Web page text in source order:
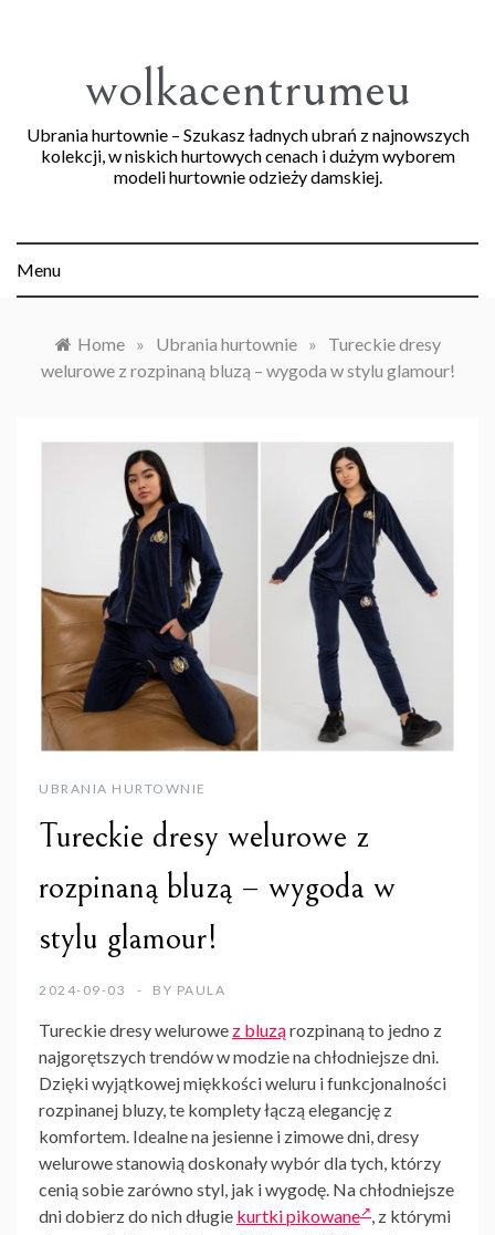
wolkacentrumeu
Ubrania hurtownie – Szukasz ładnych ubrań z najnowszych
kolekcji, w niskich hurtowych cenach i dużym wyborem
modeli hurtownie odzieży damskiej.
Menu
Home » Ubrania hurtownie »
Tureckie dresy
welurowe z rozpinaną bluzą – wygoda w stylu glamour!
UBRANIA HURTOWNIE
Tureckie dresy welurowe z
rozpinaną bluzą – wygoda w
stylu glamour!
2024-09-03 BY PAULA
Tureckie dresy welurowe z bluząrozpinanąto jedno z
najgorętszych trendów w modzie na chłodniejsze dni.
Dzięki wyjątkowej miękkości weluru i funkcjonalności
rozpinanej bluzy, te komplety łączą elegancję z
komfortem. Idealne na jesienne i zimowe dni, dresy
welurowe stanowią doskonały wybór dla tych, którzy
cenią sobie zarówno styl, jak i wygodę. Na chłodniejsze
dni dobierz do nich długie kurtki pikowane , z którymi